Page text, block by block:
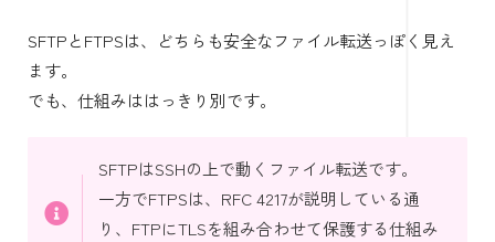
SFTPとFTPSは、どちらも安全なファイル転送っぽく見え
ます。
でも、仕組みははっきり別です。
SFTPはSSHの上で動くファイル転送です。
一方でFTPSは、RFC 4217が説明している通
り、FTPにTLSを組み合わせて保護する仕組み